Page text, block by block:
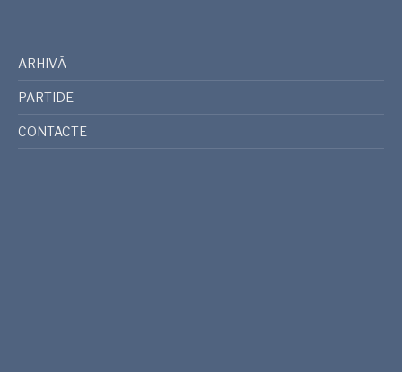
ARHIVĂ
PARTIDE
CONTACTE